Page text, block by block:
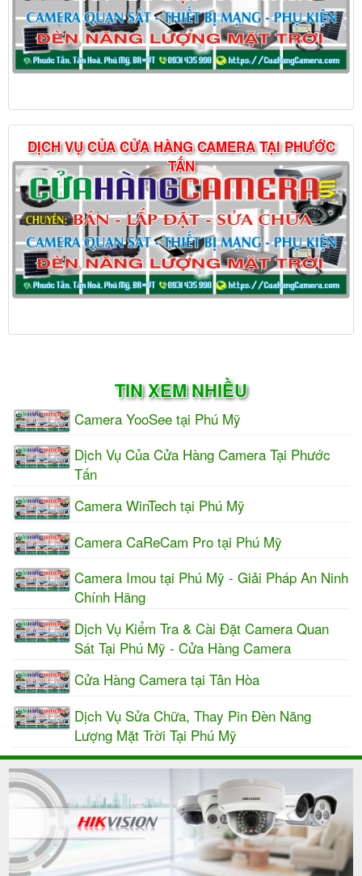
DỊCH VỤ CỦA CỬA HÀNG CAMERA TẠI PHƯỚC
TẤN
TIN XEM NHIỀU
Camera YooSee tại Phú Mỹ
Dịch Vụ Của Cửa Hàng Camera Tại Phước
Tấn
Camera WinTech tại Phú Mỹ
Camera CaReCam Pro tại Phú Mỹ
Camera Imou tại Phú Mỹ - Giải Pháp An Ninh
Chính Hãng
Dịch Vụ Kiểm Tra & Cài Đặt Camera Quan
Sát Tại Phú Mỹ - Cửa Hàng Camera
Cửa Hàng Camera tại Tân Hòa
Dịch Vụ Sửa Chữa, Thay Pin Đèn Năng
Lượng Mặt Trời Tại Phú Mỹ